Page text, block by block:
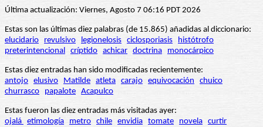
Última actualización: Viernes, Agosto 7 06:16 PDT 2026
Estas son las últimas diez palabras (de 15.865) añadidas al diccionario:
elucidario
revulsivo legionelosis ciclosporiasis
histótrofo
preterintencional críptido achicar doctrina monocárpico
Estas diez entradas han sido modificadas recientemente:
antojo elusivo Matilde atleta carajo equivocación
chuico
churrasco
papalote Acapulco
Estas fueron las diez entradas más visitadas ayer:
ojalá etimología metro chile envidia tomate novela curtir